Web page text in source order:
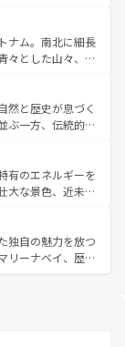
ティ豊かな料理
コンテンツ一覧を参
を楽しむことが
ストリートフード
。夜には、韓国な
を心ゆくまで味
韓国情報はコンテンツ一
ナム。南北に細長
々とした山々、世
古い町並みやホ
、独特の雰囲気を
かさとおいしさで
ヒーなどは、ぜ
もあたたかい人々
れられない旅にな
然と歴史が息づく
ぶ一方、伝統的な
イなどの山岳地
トやクラビの美し
できる。タイ料理
も異なる楽しみ
、仏教を中心とし
る旅人を魅了し続
有のエネルギーを
大な景色、近未来
ポットが密集し
魅力。息をのむよ
存分に楽しみ尽く
独自の魅力を放つ
リーナベイ、歴史